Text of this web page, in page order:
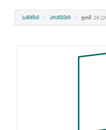
ᲡᲐᲬᲧᲘᲡᲘ ᲐᲠᲥᲘᲕᲔᲑᲘ ᲢᲝᲛ. 29